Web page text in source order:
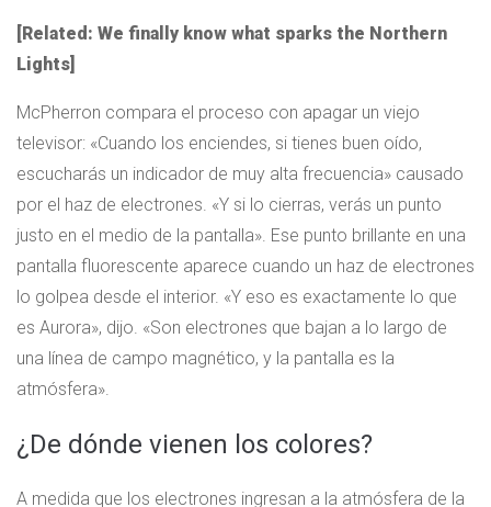
[Related: We finally know what sparks the Northern
Lights]
McPherron compara el proceso con apagar un viejo
televisor: «Cuando los enciendes, si tienes buen oído,
escucharás un indicador de muy alta frecuencia» causado
por el haz de electrones. «Y si lo cierras, verás un punto
justo en el medio de la pantalla». Ese punto brillante en una
pantalla fluorescente aparece cuando un haz de electrones
lo golpea desde el interior. «Y eso es exactamente lo que
es Aurora», dijo. «Son electrones que bajan a lo largo de
una línea de campo magnético, y la pantalla es la
atmósfera».
¿De dónde vienen los colores?
A medida que los electrones ingresan a la atmósfera de la